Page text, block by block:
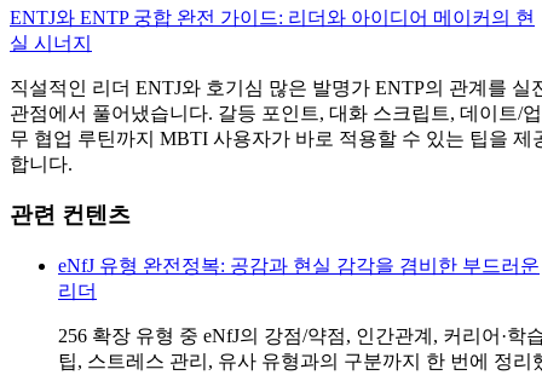
ENTJ와 ENTP 궁합 완전 가이드: 리더와 아이디어 메이커의 현
실 시너지
직설적인 리더 ENTJ와 호기심 많은 발명가 ENTP의 관계를 실
관점에서 풀어냈습니다. 갈등 포인트, 대화 스크립트, 데이트/업
무 협업 루틴까지 MBTI 사용자가 바로 적용할 수 있는 팁을 제
합니다.
관련 컨텐츠
eNfJ 유형 완전정복: 공감과 현실 감각을 겸비한 부드러운
리더
256 확장 유형 중 eNfJ의 강점/약점, 인간관계, 커리어·학
팁, 스트레스 관리, 유사 유형과의 구분까지 한 번에 정리